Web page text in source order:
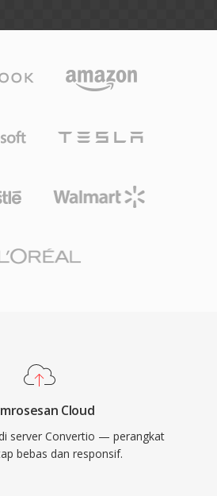
Cloud
server Convertio — perangkat
bebas dan responsif.